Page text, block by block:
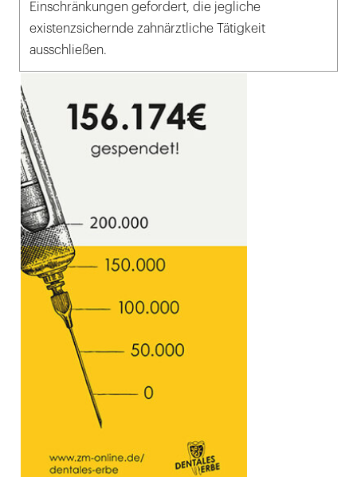
Einschränkungen gefordert, die jegliche
existenzsichernde zahnärztliche Tätigkeit
ausschließen.